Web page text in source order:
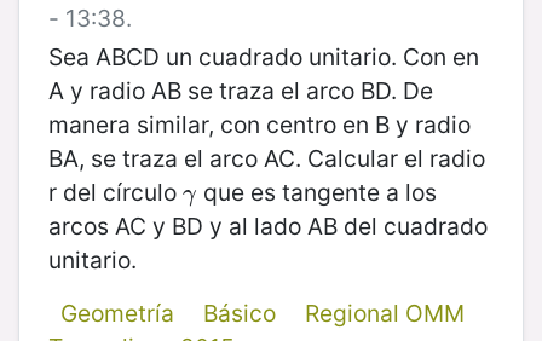
- 13:38.
Sea ABCD un cuadrado unitario. Con en
A y radio AB se traza el arco BD. De
manera similar, con centro en B y radio
BA, se traza el arco AC. Calcular el radio
r del círculo γ
γ que es tangente a los
arcos AC y BD y al lado AB del cuadrado
unitario.
Geometría
Básico
Regional OMM